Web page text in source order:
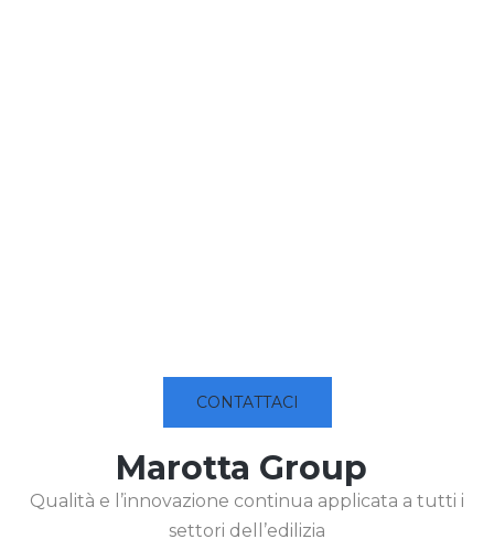
CONTATTACI
Marotta Group
Qualità e l’innovazione continua applicata a tutti i
settori dell’edilizia